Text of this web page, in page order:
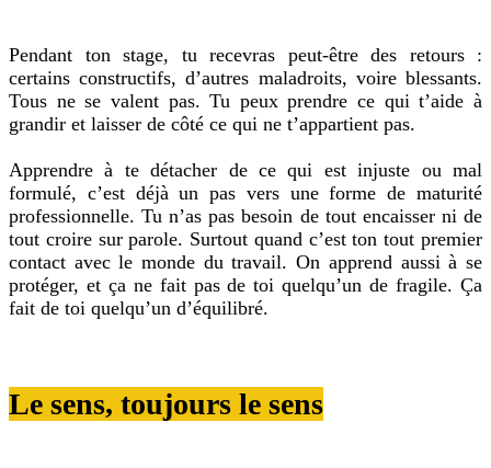
Pendant ton stage, tu recevras peut-être des retours :
certains constructifs, d’autres maladroits, voire blessants.
Tous ne se valent pas. Tu peux prendre ce qui t’aide à
grandir et laisser de côté ce qui ne t’appartient pas.
Apprendre à te détacher de ce qui est injuste ou mal
formulé, c’est déjà un pas vers une forme de maturité
professionnelle. Tu n’as pas besoin de tout encaisser ni de
tout croire sur parole. Surtout quand c’est ton tout premier
contact avec le monde du travail. On apprend aussi à se
protéger, et ça ne fait pas de toi quelqu’un de fragile. Ça
fait de toi quelqu’un d’équilibré.
Le sens, toujours le sens